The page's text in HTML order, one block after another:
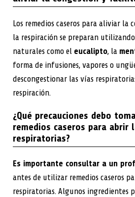
Los remedios caseros para aliviar
la respiración se preparan
naturales como el eucalipto, la
forma de infusiones, vapores o
descongestionar las vías
respiración.
¿Qué precauciones debo
remedios caseros para abrir
respiratorias?
Es importante consultar a un
antes de utilizar remedios caseros
respiratorias. Algunos ingredientes